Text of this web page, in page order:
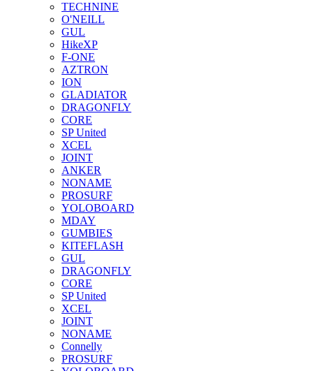
TECHNINE
O'NEILL
GUL
HikeXP
F-ONE
AZTRON
ION
GLADIATOR
DRAGONFLY
CORE
SP United
XCEL
JOINT
ANKER
NONAME
PROSURF
YOLOBOARD
MDAY
GUMBIES
KITEFLASH
GUL
DRAGONFLY
CORE
SP United
XCEL
JOINT
NONAME
Connelly
PROSURF